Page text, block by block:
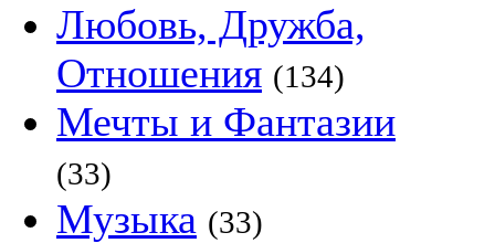
Любовь, Дружба,
Отношения (134)
Мечты и Фантазии
(33)
Музыка (33)